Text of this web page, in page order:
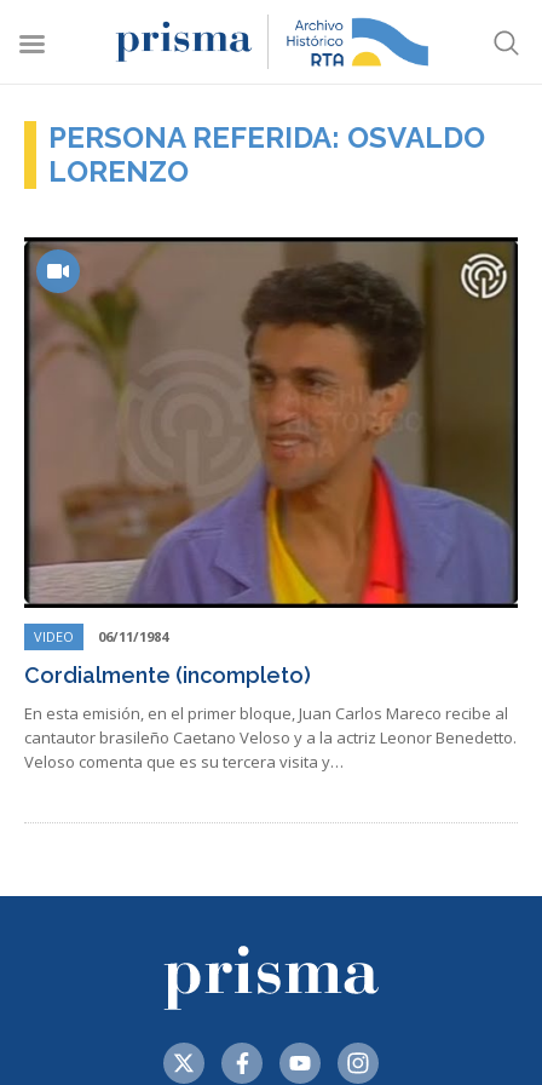
PERSONA REFERIDA: OSVALDO
LORENZO
VIDEO 06/11/1984
Cordialmente (incompleto)
En esta emisión, en el primer bloque, Juan Carlos Mareco recibe al
cantautor brasileño Caetano Veloso y a la actriz Leonor Benedetto.
Veloso comenta que es su tercera visita y…